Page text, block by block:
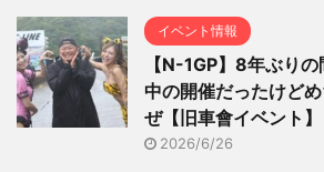
イベント情報
【N-1GP】8年ぶり
中の開催だったけど
ぜ【旧車會イベント】
2026/6/26